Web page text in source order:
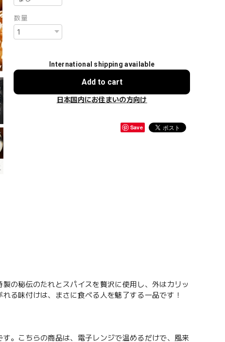
数量
International shipping available
Add to cart
日本国内にお住まいの方向け
Save
の秘伝のたれとスパイスを贅沢に使用し、外はカリッ
る味付けは、まさに食べる人を魅了する一品です！
。こちらの商品は、電子レンジで温めるだけで、風来